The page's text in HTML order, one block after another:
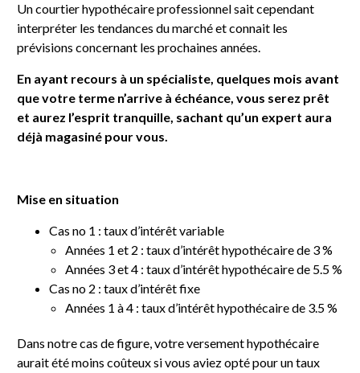
Un courtier hypothécaire professionnel sait cependant
interpréter les tendances du marché et connait les
prévisions concernant les prochaines années.
En ayant recours à un spécialiste, quelques mois avant
que votre terme n’arrive à échéance, vous serez prêt
et aurez l’esprit tranquille, sachant qu’un expert aura
déjà magasiné pour vous.
Mise en situation
Cas no 1 : taux d’intérêt variable
Années 1 et 2 : taux d’intérêt hypothécaire de 3 %
Années 3 et 4 : taux d’intérêt hypothécaire de 5.5 %
Cas no 2 : taux d’intérêt fixe
Années 1 à 4 : taux d’intérêt hypothécaire de 3.5 %
Dans notre cas de figure, votre versement hypothécaire
aurait été moins coûteux si vous aviez opté pour un taux